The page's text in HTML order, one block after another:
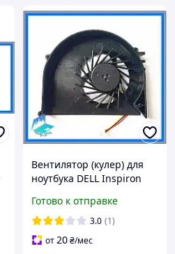
Вентилятор (кулер) для
ноутбука DELL Inspiron
V3550 15RD
(DFS501105FQ0T) 3Pin
Готово к отправке
3.0 (1)
от20₴/мес